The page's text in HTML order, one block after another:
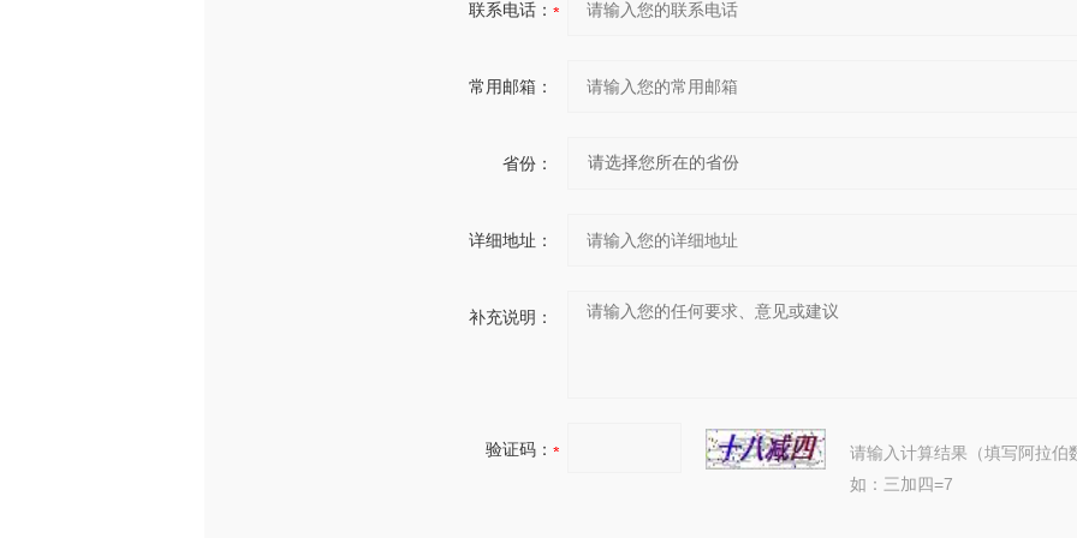
联系电话：
常用邮箱：
省份：
详细地址：
补充说明：
验证码：
请输入计算结果（填写阿拉伯
如：三加四=7